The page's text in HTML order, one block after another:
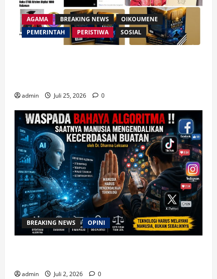
AGAMA BREAKING NEWS
OIKOUMENE
PEMERINTAH
PERISTIWA SOSIAL
admin Juli 25, 2026 0
BREAKING NEWS OPINI
admin Juli 2, 2026 0